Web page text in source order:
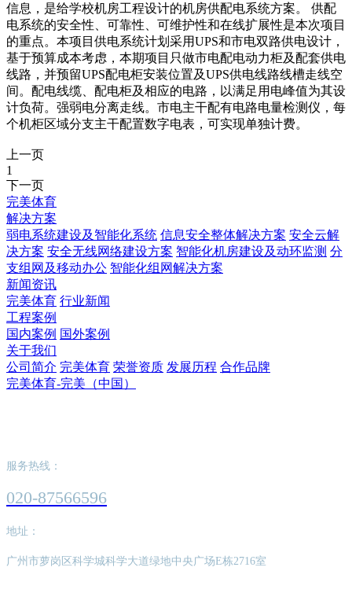
信息，是给学校机房工程设计的机房供配电系统方案。 供配
电系统的安全性、可靠性、可维护性和在线扩展性是本次项目
的重点。本项目供电系统计划采用UPS和市电双路供电设计，
基于预算成本考虑，本期项目只做市电配电动力柜及配套供电
线路，并预留UPS配电柜安装位置及UPS供电线路线槽走线空
间。配电线缆、配电柜及相应的电路，以满足用电峰值为其设
计负荷。强弱电分离走线。市电主干配有电路电量检测仪，每
个机柜区域分支主干配置数字电表，可实现单独计费。
上一页
1
下一页
完美体育
解决方案
弱电系统建设及智能化系统 信息安全整体解决方案 安全云解
决方案 安全无线网络建设方案 智能化机房建设及动环监测 分
支组网及移动办公 智能化组网解决方案
新闻资讯
完美体育 行业新闻
工程案例
国内案例 国外案例
关于我们
公司简介 完美体育 荣誉资质 发展历程 合作品牌
完美体育-完美（中国）
服务热线：
020-87566596
地址：
广州市萝岗区科学城科学大道绿地中央广场E栋2716室